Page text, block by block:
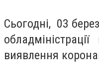
Сьогодні, 03
виявлення